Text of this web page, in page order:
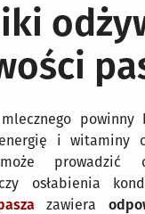
i witaminy
prowadzić
osłabienia
zawiera